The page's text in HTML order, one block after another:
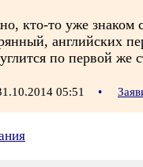
кто-то уже знаком
английских
по первой
05:51 •